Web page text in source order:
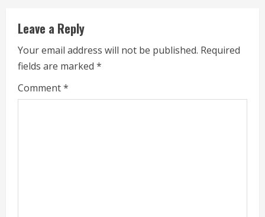
u
e
R
e
Leave a Reply
Your email address will not be published. Required
fields are marked *
Comment*